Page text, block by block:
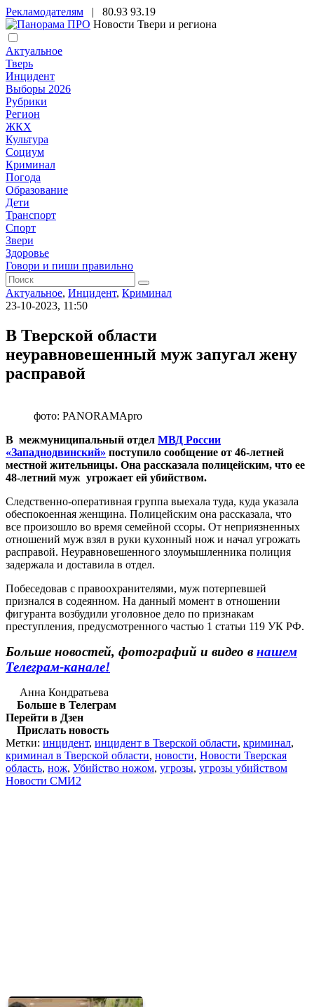
Рекламодателям | 80.93 93.19
Новости Твери и региона
Актуальное
Тверь
Инцидент
Выборы 2026
Рубрики
Регион
ЖКХ
Культура
Социум
Криминал
Погода
Образование
Дети
Транспорт
Спорт
Звери
Здоровье
Говори и пиши правильно
Актуальное, Инцидент, Криминал
23-10-2023, 11:50
В Тверской области
неуравновешенный муж запугал жену
расправой
фото: PANORAMApro
В межмуниципальный отдел МВД России
«Западнодвинский» поступило сообщение от 46-летней
местной жительницы. Она рассказала полицейским, что ее
48-летний муж угрожает ей убийством.
Следственно-оперативная группа выехала туда, куда указала
обеспокоенная женщина. Полицейским она рассказала, что
все произошло во время семейной ссоры. От неприязненных
отношений муж взял в руки кухонный нож и начал угрожать
расправой. Неуравновешенного злоумышленника полиция
задержала и доставила в отдел.
Побеседовав с правоохранителями, муж потерпевшей
признался в содеянном. На данный момент в отношении
фигуранта возбудили уголовное дело по признакам
преступления, предусмотренного частью 1 статьи 119 УК РФ.
Больше новостей, фотографий и видео в нашем
Телеграм-канале!
Анна Кондратьева
Больше в Телеграм
Перейти в Дзен
Прислать новость
Метки: инцидент, инцидент в Тверской области, криминал,
криминал в Тверской области, новости, Новости Тверская
область, нож, Убийство ножом, угрозы, угрозы убийством
Новости СМИ2